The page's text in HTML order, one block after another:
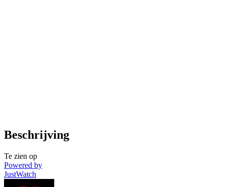
Beschrijving
Te zien op
Powered by
JustWatch